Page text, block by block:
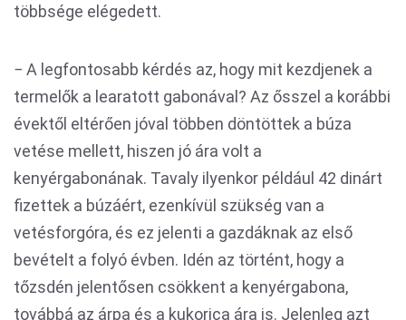
többsége elégedett.
− A legfontosabb kérdés az, hogy mit kezdjenek a
termelők a learatott gabonával? Az ősszel a korábbi
évektől eltérően jóval többen döntöttek a búza
vetése mellett, hiszen jó ára volt a
kenyérgabonának. Tavaly ilyenkor például 42 dinárt
fizettek a búzáért, ezenkívül szükség van a
vetésforgóra, és ez jelenti a gazdáknak az első
bevételt a folyó évben. Idén az történt, hogy a
tőzsdén jelentősen csökkent a kenyérgabona,
továbbá az árpa és a kukorica ára is. Jelenleg azt